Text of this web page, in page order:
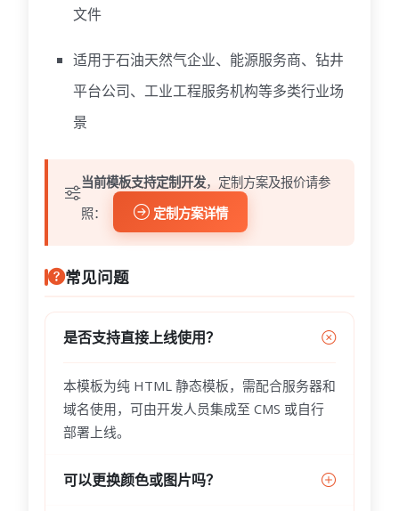
文件
适用于石油天然气企业、能源服务商、钻井
平台公司、工业工程服务机构等多类行业场
景
当前模板支持定制开发，定制方案及报价请参
照：
定制方案详情
常见问题
是否支持直接上线使用？
本模板为纯 HTML 静态模板，需配合服务器和
域名使用，可由开发人员集成至 CMS 或自行
部署上线。
可以更换颜色或图片吗？